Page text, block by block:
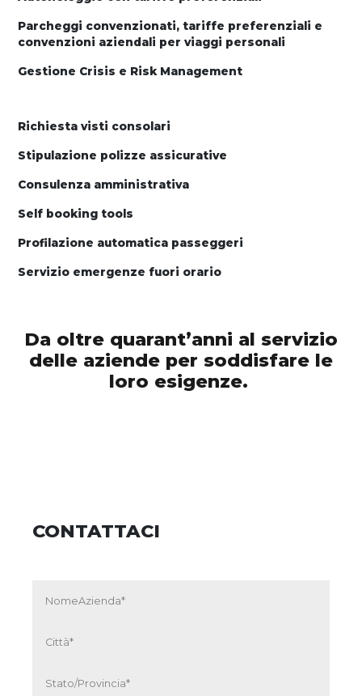
Parcheggi convenzionati, tariffe preferenziali e
convenzioni aziendali per viaggi personali
Gestione Crisis e Risk Management
Richiesta visti consolari
Stipulazione polizze assicurative
Consulenza amministrativa
Self booking tools
Profilazione automatica passeggeri
Servizio emergenze fuori orario
Da oltre quarant’anni al servizio
delle aziende per soddisfare le
loro esigenze.
CONTATTACI